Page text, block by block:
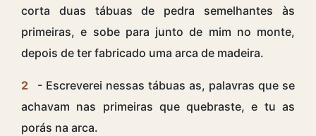
corta duas tábuas de pedra semelhantes às
primeiras, e sobe para junto de mim no monte,
depois de ter fabricado uma arca de madeira.
2
- Escreverei nessas tábuas as, palavras que se
achavam nas primeiras que quebraste, e tu as
porás na arca.